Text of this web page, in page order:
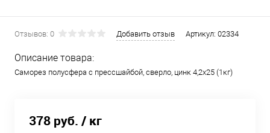
Отзывов: 0 Добавить отзыв Артикул: 02334
Описание товара:
Саморез полусфера с прессшайбой, сверло, цинк 4,2х25 (1кг)
378 руб. / кг